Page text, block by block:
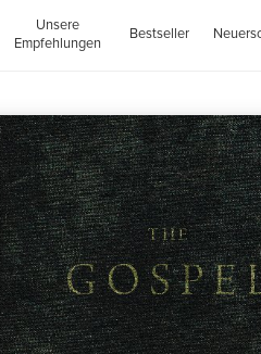
Unsere
Empfehlungen
Bestseller